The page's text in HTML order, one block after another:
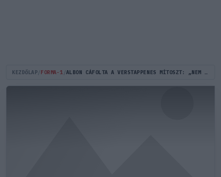
KEZDŐLAP FORMA-1 ALBON CÁFOLTA A VERSTAPPENES MÍTOSZT: „NEM ÉN VOLTAM!”